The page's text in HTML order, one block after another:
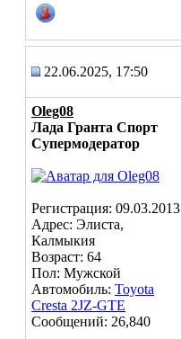
22.06.2025, 17:50
Oleg08
Лада Гранта Спорт
Супермодератор
Регистрация: 09.03.2013
Адрес: Элиста,
Калмыкия
Возраст: 64
Пол: Мужской
Автомобиль: Toyota
Cresta 2JZ-GTE
Сообщений: 26,840